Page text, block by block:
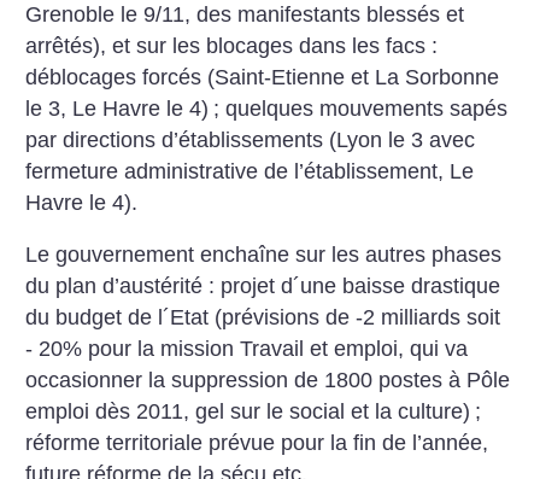
Grenoble le 9/11, des manifestants blessés et
arrêtés), et sur les blocages dans les facs :
déblocages forcés (Saint-Etienne et La Sorbonne
le 3, Le Havre le 4) ; quelques mouvements sapés
par directions d’établissements (Lyon le 3 avec
fermeture administrative de l’établissement, Le
Havre le 4).
Le gouvernement enchaîne sur les autres phases
du plan d’austérité : projet d´une baisse drastique
du budget de l´Etat (prévisions de -2 milliards soit
- 20% pour la mission Travail et emploi, qui va
occasionner la suppression de 1800 postes à Pôle
emploi dès 2011, gel sur le social et la culture) ;
réforme territoriale prévue pour la fin de l’année,